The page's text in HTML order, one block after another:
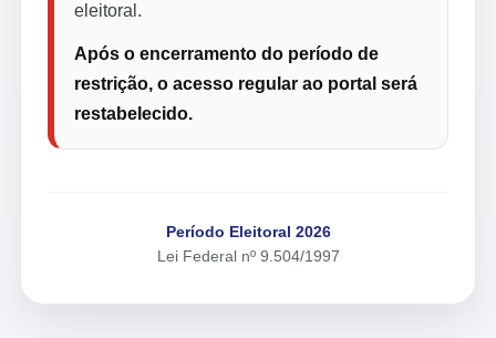
eleitoral.
Após o encerramento do período de
restrição, o acesso regular ao portal será
restabelecido.
Período Eleitoral 2026
Lei Federal nº 9.504/1997